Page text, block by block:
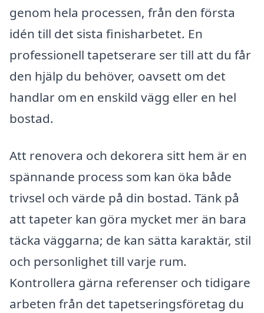
genom hela processen, från den första
idén till det sista finisharbetet. En
professionell tapetserare ser till att du får
den hjälp du behöver, oavsett om det
handlar om en enskild vägg eller en hel
bostad.
Att renovera och dekorera sitt hem är en
spännande process som kan öka både
trivsel och värde på din bostad. Tänk på
att tapeter kan göra mycket mer än bara
täcka väggarna; de kan sätta karaktär, stil
och personlighet till varje rum.
Kontrollera gärna referenser och tidigare
arbeten från det tapetseringsföretag du